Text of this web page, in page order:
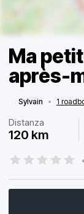
Ma
après-
Sylvain • 1
Distanza
120 km